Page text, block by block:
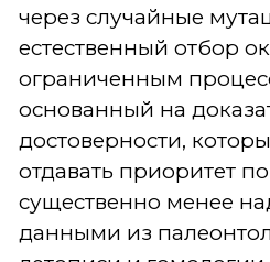
через случайные
естественный отбор
ограниченным
основанный на
достоверности,
отдавать приоритет
существенно менее
данными из